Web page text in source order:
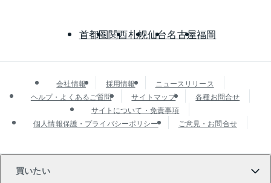
首都圏関西札幌仙台名古屋福岡
会社情報 採用情報
ニュースリリース
ヘルプ・よくあるご質問
サイトマップ
各種お問合せ
サイトについて・免責事項
個人情報保護・プライバシーポリシー
ご意見・お問合せ
買いたい